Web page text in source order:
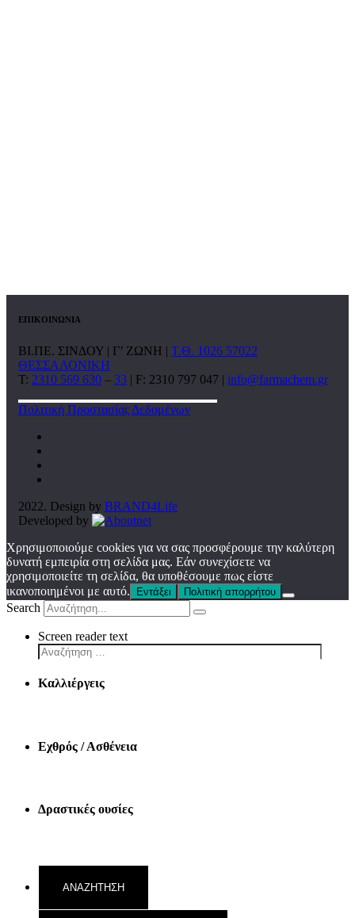
ΕΠΙΚΟΙΝΩΝΙΑ
ΒΙ.ΠΕ. ΣΙΝΔΟΥ | Γ’ ΖΩΝΗ | Τ.Θ. 1026 57022
ΘΕΣΣΑΛΟΝΙΚΗ
T: 2310 569 630 – 33 | F: 2310 797 047 | info@farmachem.gr
Πολιτική Προστασίας Δεδομένων
2022. Design by BRAND4Life
Developed by
Χρησιμοποιούμε cookies για να σας προσφέρουμε την καλύτερη
δυνατή εμπειρία στη σελίδα μας. Εάν συνεχίσετε να
χρησιμοποιείτε τη σελίδα, θα υποθέσουμε πως είστε
ικανοποιημένοι με αυτό.
Εντάξει Πολιτική απορρήτου
Search
Screen reader text
Καλλιέργεις
Εχθρός / Ασθένεια
Δραστικές ουσίες